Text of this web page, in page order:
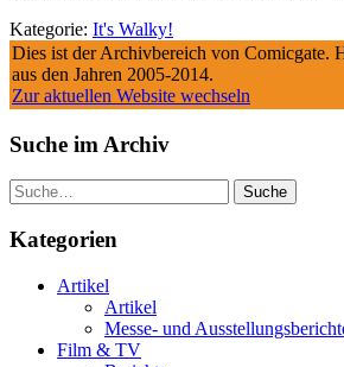
Kategorie: It's Walky!
Dies ist der Archivbereich von Comicgate.
aus den Jahren 2005-2014.
Zur aktuellen Website wechseln
Suche im Archiv
Suche
Kategorien
Artikel
Artikel
Messe- und
Film & TV